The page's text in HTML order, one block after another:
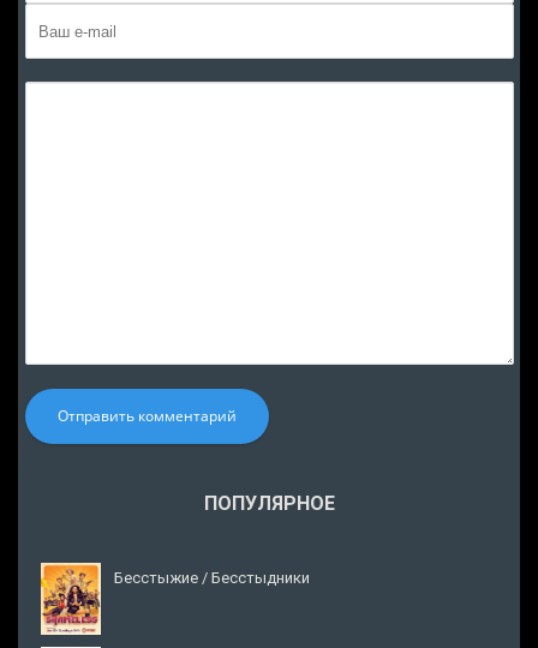
Отправить комментарий
ПОПУЛЯРНОЕ
Бесстыжие / Бесстыдники